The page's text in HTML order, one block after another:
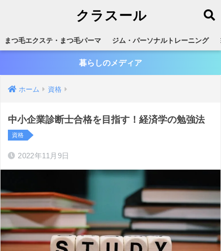
クラスール
まつ毛エクステ・まつ毛パーマ ジム・パーソナルトレーニング
暮らしのメディア
ホーム 資格
中小企業診断士合格を目指す！経済学の勉強法
資格
2022年11月9日